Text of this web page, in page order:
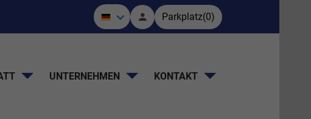
Parkplatz(0)
UNTERNEHMEN KONTAKT